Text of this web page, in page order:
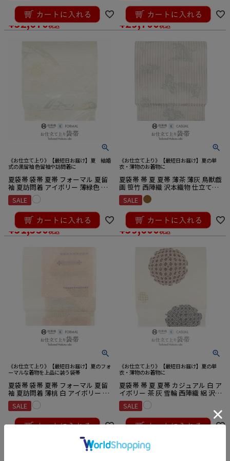
36,300のところ
¥32,670税込
33,000のところ
¥29,700税込
《お仕立て上り》【最短日お届け】夏 結婚
式の黒留袖 色留袖や訪問着に
夏袋帯 袋帯 夏帯 フォーマル 夏留
袖 夏訪問着 アイボリー 薄緑色 蔓
草 流水 絽 京都イシハラ織物 西陣
織 仕立て上がり 新品 未使用 正絹
SALE
33,000のところ
¥31,350税込
《お仕立て上り》【最短日お届け】夏の単
衣・薄物のお着物に
夏袋帯 帯 夏 夏帯 薄茶 薄灰 鳥獣戯
画 笹竹 西陣織 沢本織物 仕立て上
がり 正絹 袋帯 未使用 新品 初夏 晩
夏 盛夏
SALE
44,000のところ
¥39,600税込
《お仕立て上り》【最短日お届け】夏のフォ
ーマルな着物を上品に装う袋帯
夏袋帯 袋帯 夏帯 フォーマル 夏留
袖 夏訪問着 薄桃 白 アイボリー 吉
祥紋 絽 沢本織物 西陣織 仕立て上
がり 新品 未使用 正絹
SALE
36,300のところ
《お仕立て上り》【最短日お届け】夏の単
衣・薄物のお着物に
夏袋帯 帯 夏 夏帯 カジュアル 白 ア
イボリー 茶 灰 雪輪 西陣織 絽 沢本
織物 仕立て上がり 正絹 袋帯 未使
用 新品 初夏 晩夏 盛夏
SALE
41,800のところ